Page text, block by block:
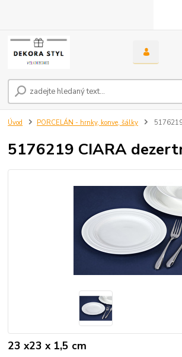
Úvod PORCELÁN - hrnky, konve, šálky
5176219 CIARA
23 x23 x 1,5 cm